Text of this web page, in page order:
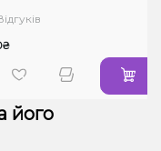
його